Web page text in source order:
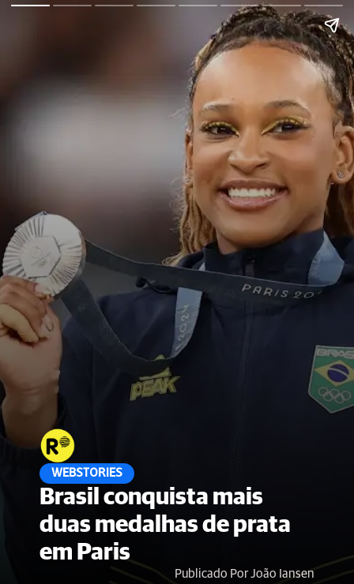
WEBSTORIES
Brasil conquista mais
duas medalhas de prata
em Paris
Publicado Por João Iansen